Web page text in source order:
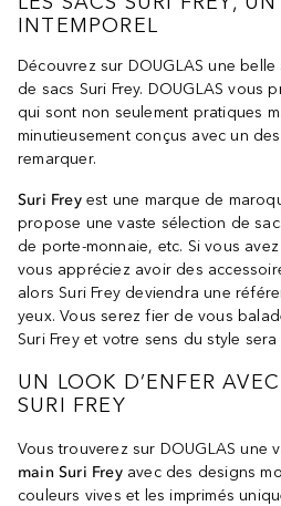
INTEMPOREL
Découvrez sur DOUGLAS une
de sacs Suri Frey. DOUGLAS vous
qui sont non seulement pratiques
minutieusement conçus avec un
remarquer.
Suri Freyest une marque de
propose une vaste sélection de
de porte-monnaie, etc. Si vous
vous appréciez avoir des
alors Suri Frey deviendra une
yeux. Vous serez fier de vous
Suri Frey et votre sens du style
UN LOOK D’ENFER
SURI FREY
Vous trouverez sur DOUGLAS une
main Suri Freyavec des designs
couleurs vives et les imprimés